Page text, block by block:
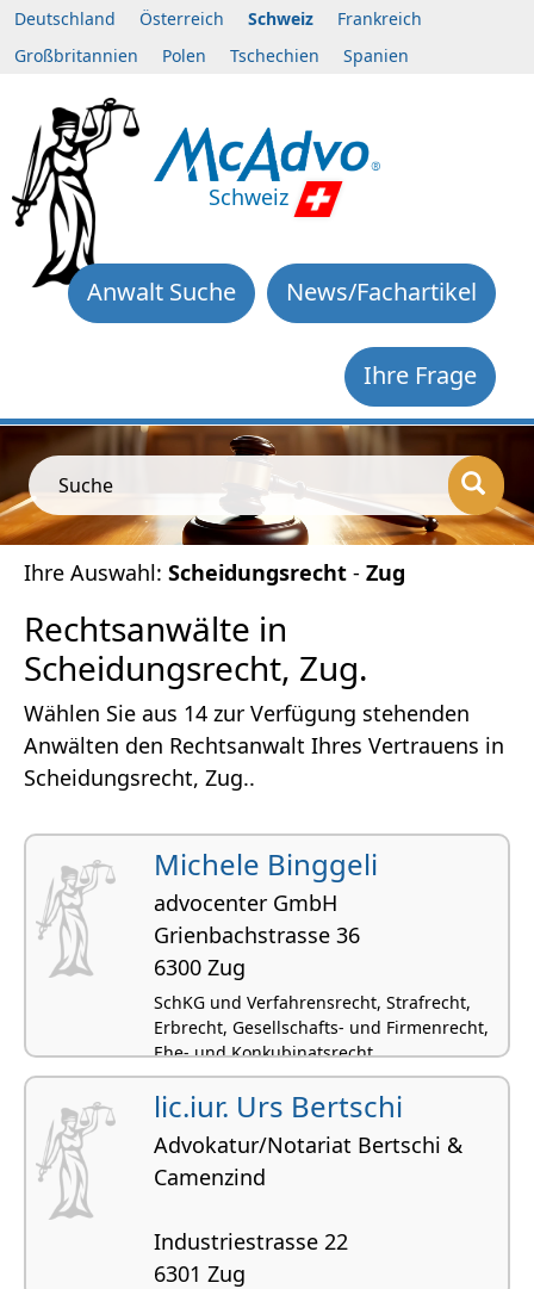
Deutschland Österreich Schweiz
Frankreich
Großbritannien
Polen Tschechien Spanien
Schweiz
News/Fachartikel
Anwalt Suche
Ihre Frage
Suche
Ihre Auswahl: Scheidungsrecht - Zug
Rechtsanwälte in
Scheidungsrecht, Zug.
Wählen Sie aus 14 zur Verfügung stehenden
Anwälten den Rechtsanwalt Ihres Vertrauens in
Scheidungsrecht, Zug..
Michele Binggeli
advocenter GmbH
Grienbachstrasse 36
6300 Zug
SchKG und Verfahrensrecht, Strafrecht,
Erbrecht, Gesellschafts- und Firmenrecht,
Ehe- und Konkubinatsrecht
lic.iur. Urs Bertschi
Advokatur/Notariat Bertschi &
Camenzind
Industriestrasse 22
6301 Zug